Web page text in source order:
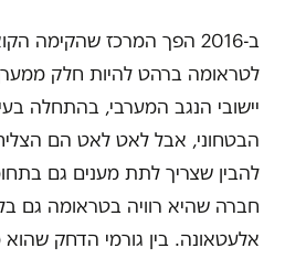
ב-2016 הפך המרכז שהקימה
לטראומה ברהט להיות חלק
יישובי הנגב המערבי, בהתחלה
הבטחוני, אבל לאט לאט הם
להבין שצריך לתת מענים גם
חברה שהיא רוויה בטראומה גם
אלעטאונה. בין גורמי הדחק שהוא